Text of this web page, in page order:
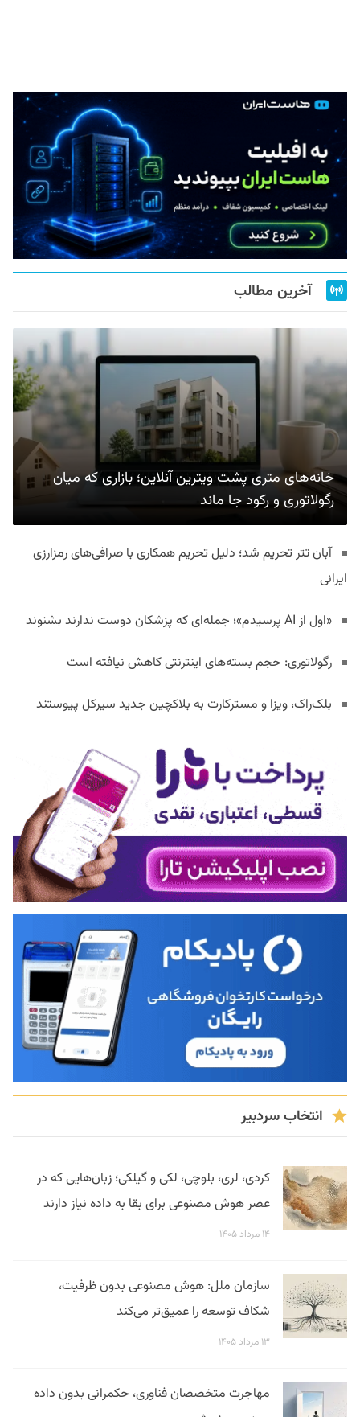
آخرین مطالب
خانه‌های متری پشت ویترین آنلاین؛ بازاری که میان
رگولاتوری و رکود جا ماند
آبان تتر تحریم شد؛ دلیل تحریم همکاری با صرافی‌های رمزارزی
ایرانی
«اول از AI پرسیدم»؛ جمله‌ای که پزشکان دوست ندارند بشنوند
رگولاتوری: حجم بسته‌های اینترنتی کاهش نیافته است
بلک‌راک، ویزا و مسترکارت به بلاکچین جدید سیرکل پیوستند
انتخاب سردبیر
کردی، لری، بلوچی، لکی و گیلکی؛ زبان‌هایی که در
عصر هوش مصنوعی برای بقا به داده نیاز دارند
۱۴ مرداد ۱۴۰۵
سازمان ملل: هوش مصنوعی بدون ظرفیت،
شکاف توسعه را عمیق‌تر می‌کند
۱۳ مرداد ۱۴۰۵
مهاجرت متخصصان فناوری، حکمرانی بدون داده